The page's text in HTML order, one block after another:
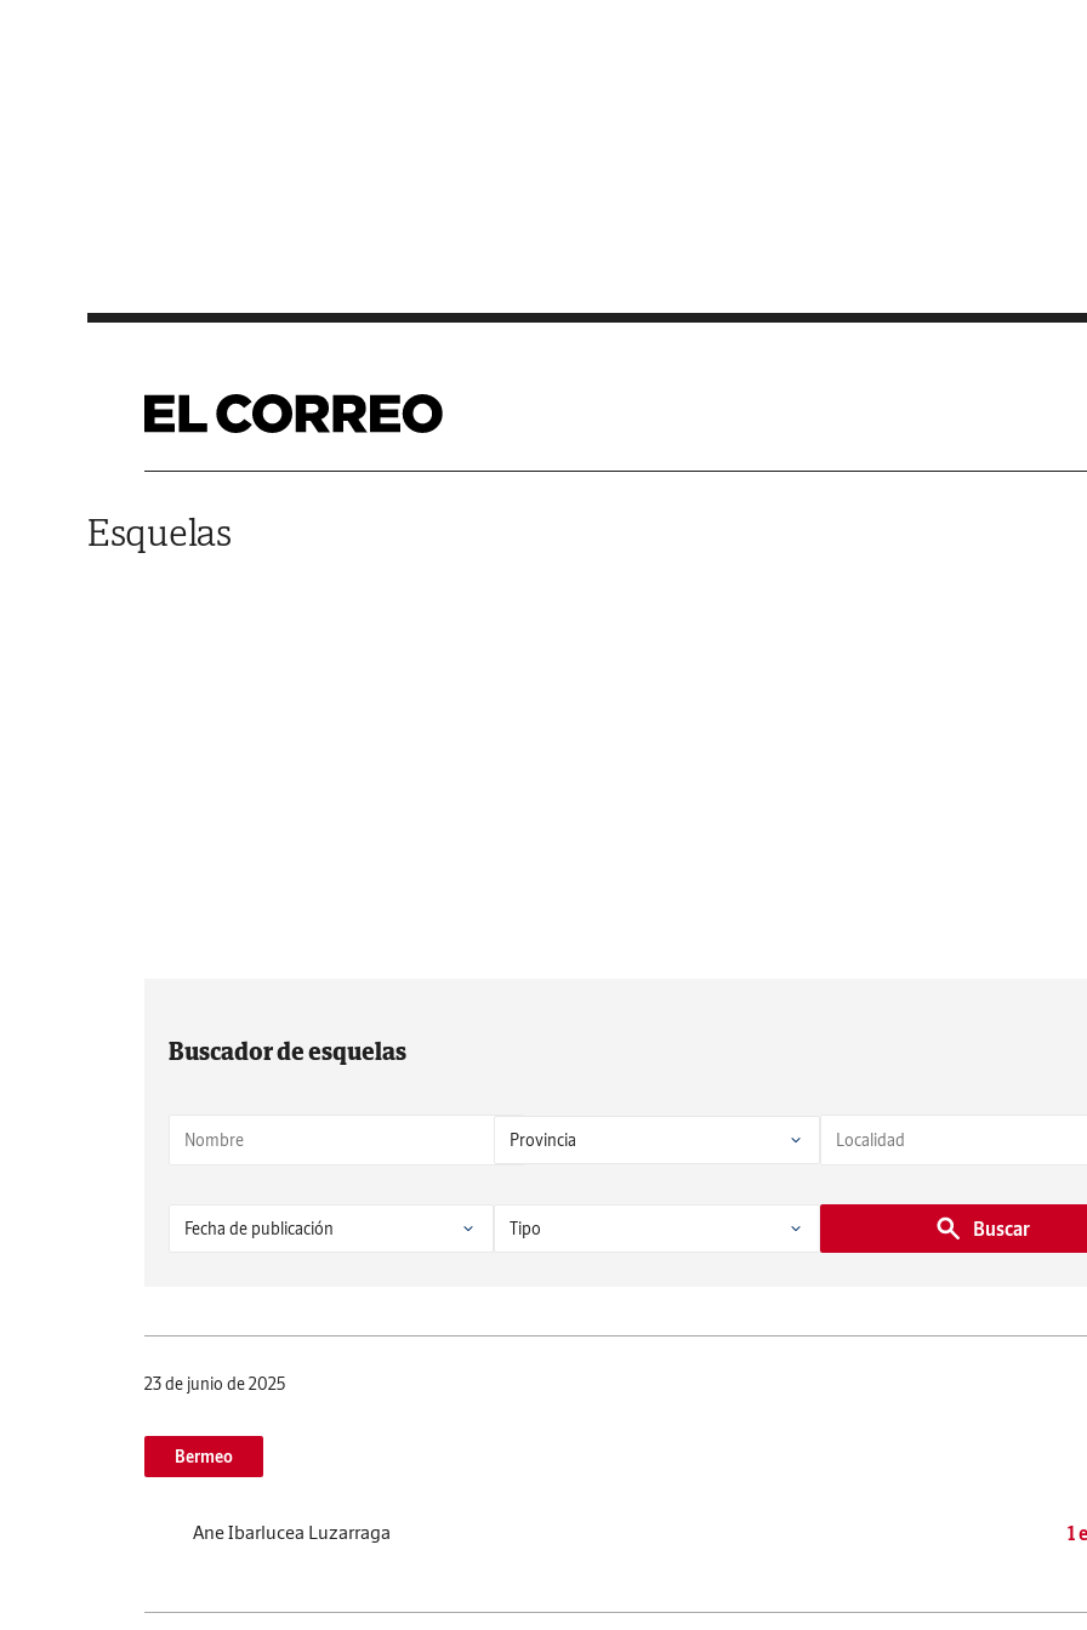
Esquelas
Buscador de esquelas
Buscar
23 de junio de 2025
Bermeo
Ane Ibarlucea Luzarraga 1